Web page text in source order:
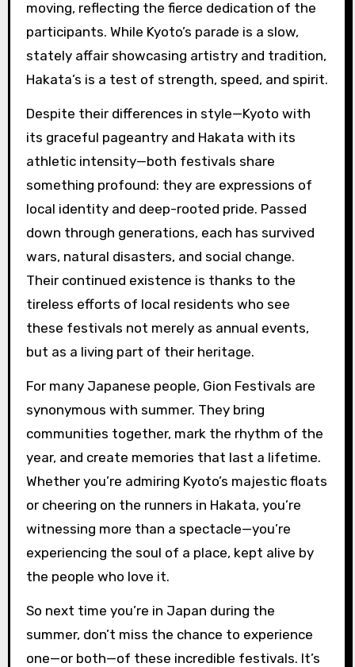
moving, reflecting the fierce dedication of the
participants. While Kyoto’s parade is a slow,
stately affair showcasing artistry and tradition,
Hakata’s is a test of strength, speed, and spirit.
Despite their differences in style—Kyoto with
its graceful pageantry and Hakata with its
athletic intensity—both festivals share
something profound: they are expressions of
local identity and deep-rooted pride. Passed
down through generations, each has survived
wars, natural disasters, and social change.
Their continued existence is thanks to the
tireless efforts of local residents who see
these festivals not merely as annual events,
but as a living part of their heritage.
For many Japanese people, Gion Festivals are
synonymous with summer. They bring
communities together, mark the rhythm of the
year, and create memories that last a lifetime.
Whether you’re admiring Kyoto’s majestic floats
or cheering on the runners in Hakata, you’re
witnessing more than a spectacle—you’re
experiencing the soul of a place, kept alive by
the people who love it.
So next time you’re in Japan during the
summer, don’t miss the chance to experience
one—or both—of these incredible festivals. It’s